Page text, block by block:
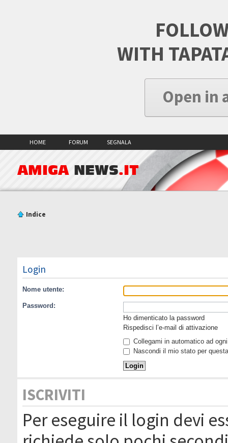
WITH
Open in
HOME FORUM SEGNALA
AMIGA NEWS.IT
Indice
Login
Nome utente:
Password:
Ho dimenticato la password
Rispedisci l’e-mail di attivazione
Collegami in automatico ad
Nascondi il mio stato per
ISCRIVITI
Per eseguire il login devi